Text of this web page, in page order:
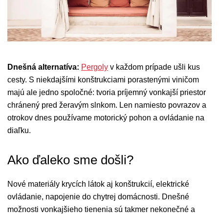
Dnešná alternatíva: Pergoly v každom prípade ušli kus
cesty. S niekdajšími konštrukciami porastenými viničom
majú ale jedno spoločné: tvoria príjemný vonkajší priestor
chránený pred žeravým slnkom. Len namiesto povrazov a
otrokov dnes používame motorický pohon a ovládanie na
diaľku.
Ako ďaleko sme došli?
Nové materiály krycích látok aj konštrukcií, elektrické
ovládanie, napojenie do chytrej domácnosti. Dnešné
možnosti vonkajšieho tienenia sú takmer nekonečné a